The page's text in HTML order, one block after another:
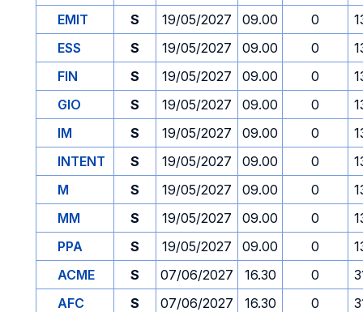
EMIT S 19/05/2027 09.00 0
ESS
S 19/05/2027 09.00 0
FIN
S 19/05/2027 09.00 0
GIO
S 19/05/2027 09.00 0
IM
S 19/05/2027 09.00 0
INTENT
S 19/05/2027 09.00 0
M
S 19/05/2027 09.00 0
MM
S 19/05/2027 09.00 0
PPA
S 19/05/2027 09.00 0
ACME
S 07/06/2027 16.30 0
AFC
S 07/06/2027 16.30 0